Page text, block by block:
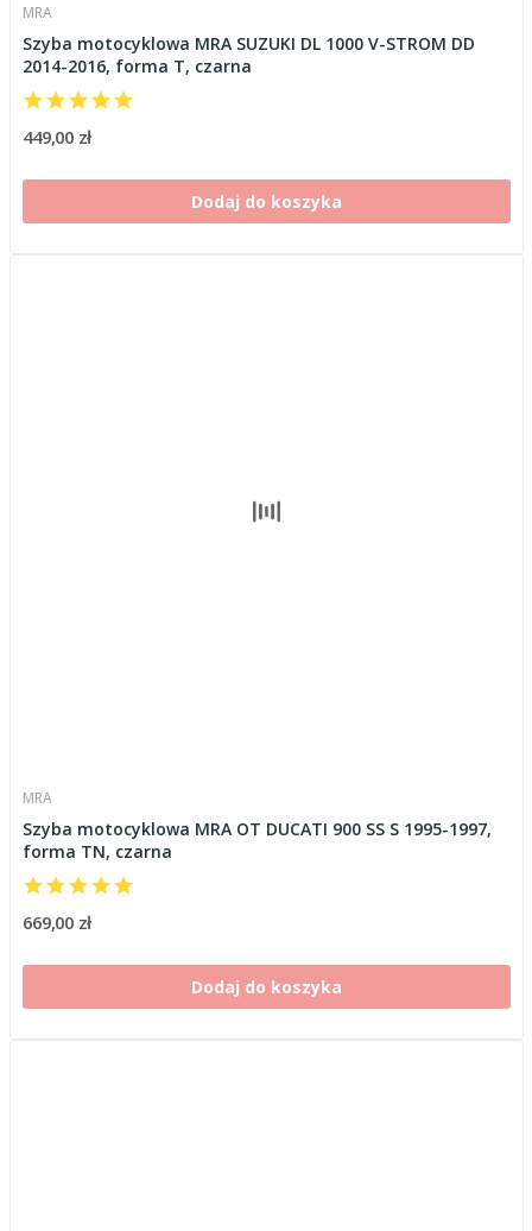
MRA
Szyba motocyklowa MRA SUZUKI DL 1000 V-STROM DD
2014-2016, forma T, czarna
449,00 zł
Dodaj do koszyka
MRA
Szyba motocyklowa MRA OT DUCATI 900 SS S 1995-1997,
forma TN, czarna
669,00 zł
Dodaj do koszyka